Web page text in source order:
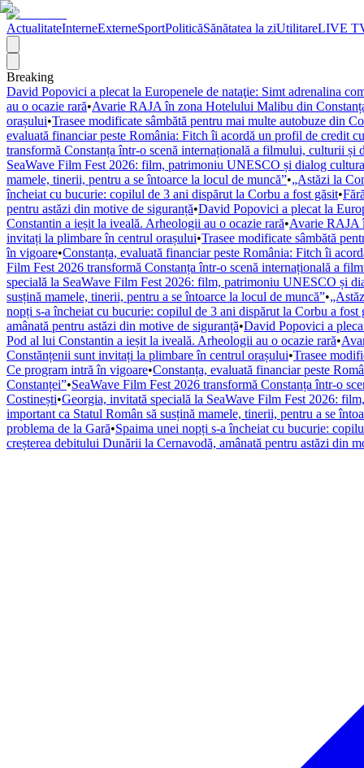
ActualitateInterneExterneSportPoliticăSănătatea la ziUtilitareLIVE
Breaking
David Popovici a plecat la Europenele de nataţie: Simt adrenalina
au o ocazie rară•Avarie RAJA în zona Hotelului Malibu din
orașului•Trasee modificate sâmbătă pentru mai multe autobuze din
evaluată financiar peste România: Fitch îi acordă un profil de credit
transformă Constanța într-o scenă internațională a filmului, culturii și
SeaWave Film Fest 2026: film, patrimoniu UNESCO și dialog
mamele, tinerii, pentru a se întoarce la locul de muncă”•„Astăzi la
încheiat cu bucurie: copilul de 3 ani dispărut la Corbu a fost găsit•
pentru astăzi din motive de siguranță•David Popovici a plecat la
Constantin a ieșit la iveală. Arheologii au o ocazie rară•Avarie RAJA
invitați la plimbare în centrul orașului•Trasee modificate sâmbătă
în vigoare•Constanța, evaluată financiar peste România: Fitch îi
Film Fest 2026 transformă Constanța într-o scenă internațională a
specială la SeaWave Film Fest 2026: film, patrimoniu UNESCO și
susțină mamele, tinerii, pentru a se întoarce la locul de muncă”•
nopți s-a încheiat cu bucurie: copilul de 3 ani dispărut la Corbu a fost
amânată pentru astăzi din motive de siguranță•David Popovici a
Pod al lui Constantin a ieșit la iveală. Arheologii au o ocazie rară•
Constănțenii sunt invitați la plimbare în centrul orașului•Trasee
Ce program intră în vigoare•Constanța, evaluată financiar peste
Constanței”•SeaWave Film Fest 2026 transformă Constanța într-o
Costinești•Georgia, invitată specială la SeaWave Film Fest 2026:
important ca Statul Român să susțină mamele, tinerii, pentru a se
problema de la Gară•Spaima unei nopți s-a încheiat cu bucurie:
creșterea debitului Dunării la Cernavodă, amânată pentru astăzi din